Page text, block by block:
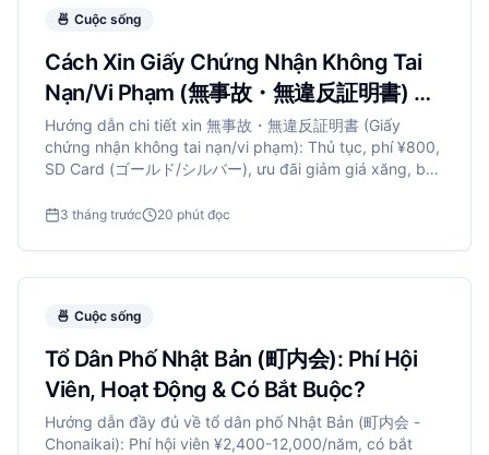
🍜 Cuộc sống
Cách Xin Giấy Chứng Nhận Không Tai
Nạn/Vi Phạm (無事故・無違反証明書) Ở
Nhật
Hướng dẫn chi tiết xin 無事故・無違反証明書 (Giấy
chứng nhận không tai nạn/vi phạm): Thủ tục, phí ¥800,
SD Card (ゴールド/シルバー), ưu đãi giảm giá xăng, bảo
3 tháng trước 20 phút đọc
🍜 Cuộc sống
Tổ Dân Phố Nhật Bản (町内会): Phí Hội
Viên, Hoạt Động & Có Bắt Buộc?
Hướng dẫn đầy đủ về tổ dân phố Nhật Bản (町内会 -
Chonaikai): Phí hội viên ¥2,400-12,000/năm, có bắt